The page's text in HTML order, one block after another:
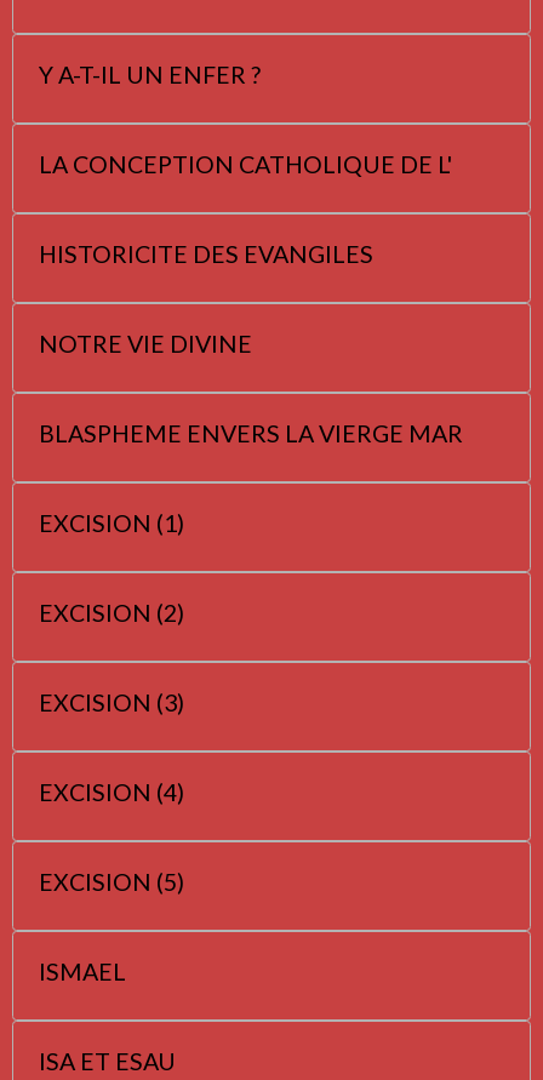
Y A-T-IL UN ENFER ?
LA CONCEPTION CATHOLIQUE DE L'
HISTORICITE DES EVANGILES
NOTRE VIE DIVINE
BLASPHEME ENVERS LA VIERGE MAR
EXCISION (1)
EXCISION (2)
EXCISION (3)
EXCISION (4)
EXCISION (5)
ISMAEL
ISA ET ESAU